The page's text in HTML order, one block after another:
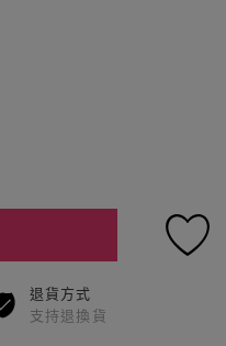
退貨方式
支持退換貨